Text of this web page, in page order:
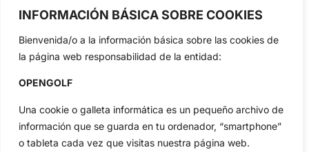
INFORMACIÓN BÁSICA SOBRE COOKIES
Bienvenida/o a la información básica sobre las cookies de
la página web responsabilidad de la entidad:
OPENGOLF
Una cookie o galleta informática es un pequeño archivo de
información que se guarda en tu ordenador, “smartphone”
o tableta cada vez que visitas nuestra página web.
Jon Rahm, LIV Golf, PGA Tour, Ryder Cup, DP World Tour, LPGA
Tour...
Categorias
Inicio
Actualidad
Circuitos
Especiales
Jon Rahm
Vídeos
De Interés